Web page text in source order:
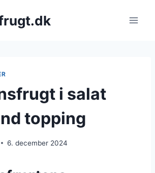
i salat
topping
6. december 2024